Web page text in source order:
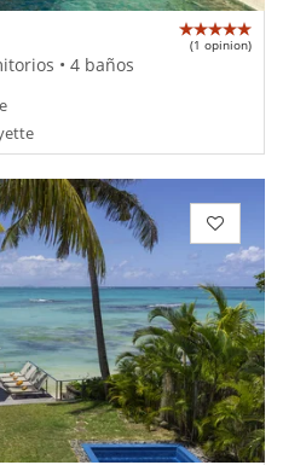
(1 opinion)
• 4 baños